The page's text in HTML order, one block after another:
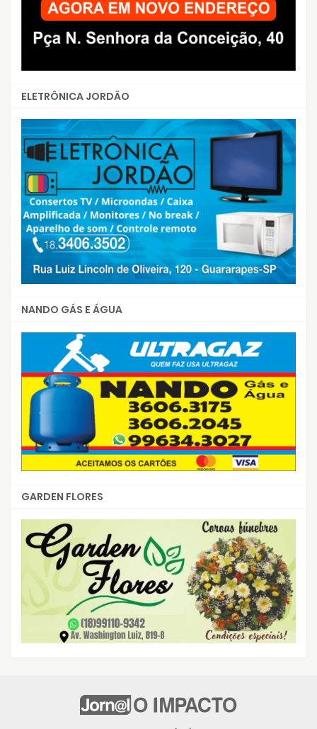
ELETRÔNICA JORDÃO
NANDO GÁS E ÁGUA
GARDEN FLORES